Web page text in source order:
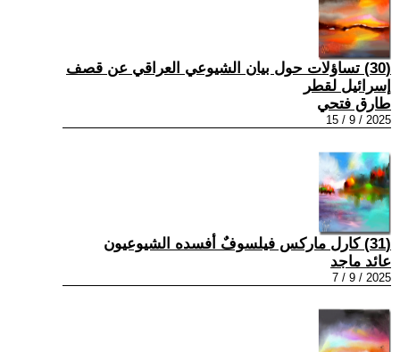
(30) تساؤلات حول بيان الشيوعي العراقي عن قصف
إسرائيل لقطر
طارق فتحي
2025 / 9 / 15
(31) كارل ماركس فيلسوفٌ أفسده الشيوعيون
عائد ماجد
2025 / 9 / 7